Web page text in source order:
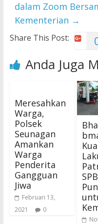
dalam Zoom
Kementerian →
Share This Post:
Anda Juga
Meresahkan
Warga,
Polsek
Seunagan
Amankan
Warga
Penderita
Gangguan
Jiwa
Februari 13,
2021
0